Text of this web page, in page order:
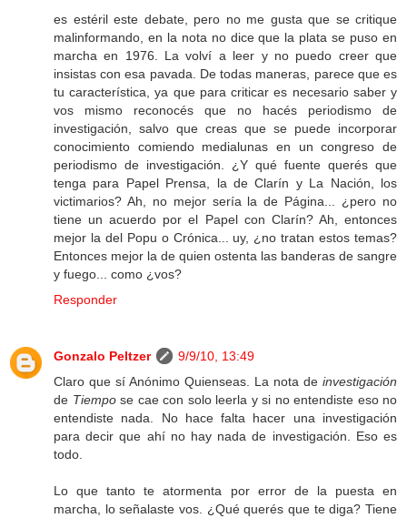
es estéril este debate, pero no me gusta que se critique
malinformando, en la nota no dice que la plata se puso en
marcha en 1976. La volví a leer y no puedo creer que
insistas con esa pavada. De todas maneras, parece que es
tu característica, ya que para criticar es necesario saber y
vos mismo reconocés que no hacés periodismo de
investigación, salvo que creas que se puede incorporar
conocimiento comiendo medialunas en un congreso de
periodismo de investigación. ¿Y qué fuente querés que
tenga para Papel Prensa, la de Clarín y La Nación, los
victimarios? Ah, no mejor sería la de Página... ¿pero no
tiene un acuerdo por el Papel con Clarín? Ah, entonces
mejor la del Popu o Crónica... uy, ¿no tratan estos temas?
Entonces mejor la de quien ostenta las banderas de sangre
y fuego... como ¿vos?
Responder
Gonzalo Peltzer
9/9/10, 13:49
Claro que sí Anónimo Quienseas. La nota de investigación
de Tiempose cae con solo leerla y si no entendiste eso no
entendiste nada. No hace falta hacer una investigación
para decir que ahí no hay nada de investigación. Eso es
todo.
Lo que tanto te atormenta por error de la puesta en
marcha, lo señalaste vos. ¿Qué querés que te diga? Tiene